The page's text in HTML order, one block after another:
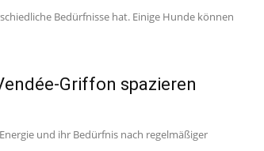
Bedürfnisse hat. Einige Hunde können
Griffon spazieren
und ihr Bedürfnis nach regelmäßiger